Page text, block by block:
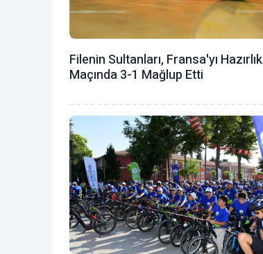
Filenin Sultanları, Fransa'yı Hazırlık
Maçında 3-1 Mağlup Etti